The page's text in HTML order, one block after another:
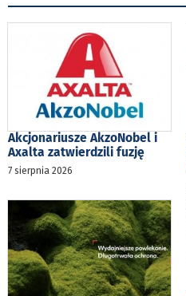
Akcjonariusze AkzoNobel i
Axalta zatwierdzili fuzję
7 sierpnia 2026